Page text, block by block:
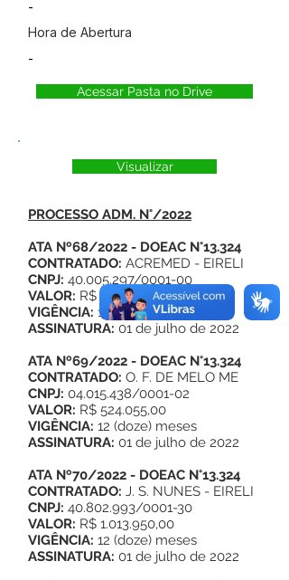
-
Hora de Abertura
-
Acessar Pasta no Drive
Visualizar
PROCESSO ADM. N°/2022
ATA Nº68/2022 - DOEAC N°13.324
CONTRATADO: ACREMED - EIRELI
CNPJ: 40.005.297/0001-00
VALOR: R$ 524.055,00
VIGÊNCIA: 12 (doze) meses
ASSINATURA: 01 de julho de 2022
ATA Nº69/2022 - DOEAC N°13.324
CONTRATADO: O. F. DE MELO ME
CNPJ: 04.015.438/0001-02
VALOR: R$ 524.055,00
VIGÊNCIA: 12 (doze) meses
ASSINATURA: 01 de julho de 2022
ATA Nº70/2022 - DOEAC N°13.324
CONTRATADO: J. S. NUNES - EIRELI
CNPJ: 40.802.993/0001-30
VALOR: R$ 1.013.950,00
VIGÊNCIA: 12 (doze) meses
ASSINATURA: 01 de julho de 2022